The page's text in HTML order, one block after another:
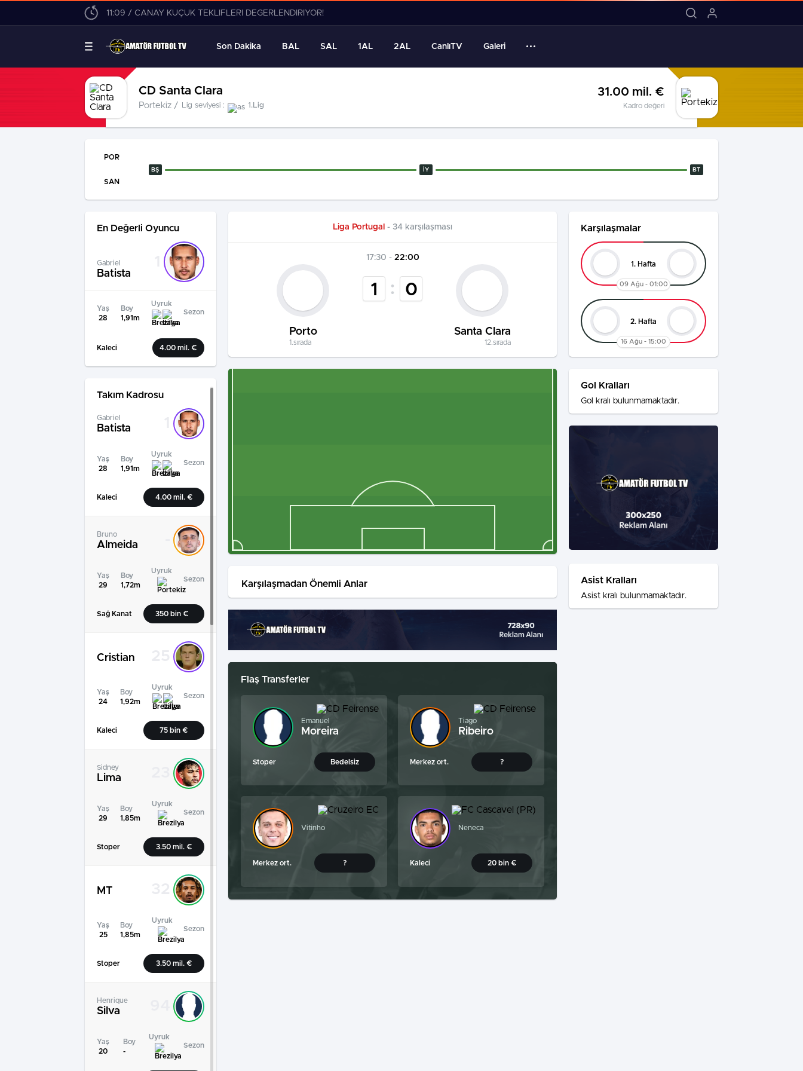
11:09 / CANAY KÜÇÜK TEKLİFLERİ DEĞERLENDİRİYOR! 18:03 / MARMARİS BELEDİYE SK’DAN
Son Dakika BAL SAL 1AL 2AL CanlıTV Galeri
CD Santa Clara
Portekiz / Lig seviyesi : 1.Lig
31.00 mil. €
Kadro değeri
POR
SAN
BŞ İY BT
En Değerli Oyuncu
Gabriel
Batista
Yaş
28
Boy
1,91m
Uyruk
Sezon
Kaleci 4.00 mil. €
Takım Kadrosu
Gabriel
Batista
Yaş
28
Boy
1,91m
Uyruk
Sezon
Kaleci 4.00 mil. €
Bruno
Almeida
Yaş
29
Boy
1,72m
Uyruk
Sezon
Sağ Kanat 350 bin €
Cristian
Yaş
24
Boy
1,92m
Uyruk
Sezon
Kaleci 75 bin €
Sidney
Lima
Yaş
29
Boy
1,85m
Uyruk
Sezon
Stoper 3.50 mil. €
MT
Yaş
25
Boy
1,85m
Uyruk
Sezon
Stoper 3.50 mil. €
Henrique
Silva
Yaş
20
Boy
-
Uyruk
Sezon
Liga Portugal - 34 karşılaşması
17:30 - 22:00
Porto
1.sırada
1 : 0
Santa Clara
12.sırada
Karşılaşmadan Önemli Anlar
Flaş Transferler
Emanuel
Moreira
Stoper Bedelsiz
Tiago
Ribeiro
Merkez ort. ?
Vitinho
Merkez ort. ?
Neneca
Kaleci 20 bin €
Karşılaşmalar
1. Hafta
09 Ağu - 01:00
2. Hafta
16 Ağu - 15:00
Gol Kralları
Gol kralı bulunmamaktadır.
Asist Kralları
Asist kralı bulunmamaktadır.